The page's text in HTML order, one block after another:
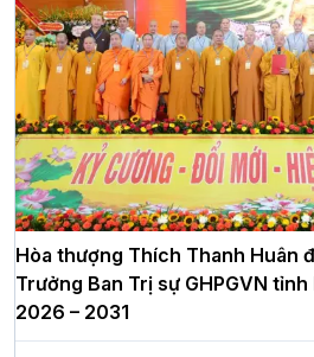
Hòa thượng Thích Thanh Huân
Trưởng Ban Trị sự GHPGVN
2026 – 2031